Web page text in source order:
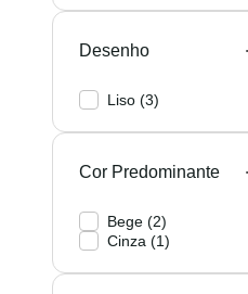
Desenho
Liso (3)
Cor Predominante
Bege (2)
Cinza (1)